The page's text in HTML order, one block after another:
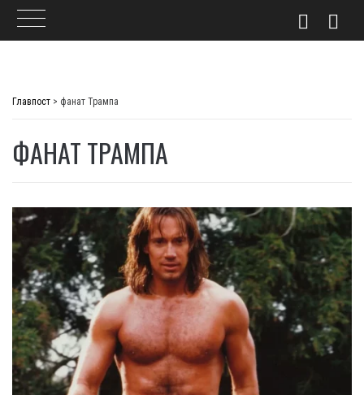
Главпост > фанат Трампа
ФАНАТ ТРАМПА